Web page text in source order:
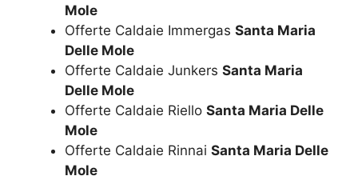
Mole
Offerte Caldaie Immergas Santa Maria
Delle Mole
Offerte Caldaie Junkers Santa Maria
Delle Mole
Offerte Caldaie Riello Santa Maria Delle
Mole
Offerte Caldaie Rinnai Santa Maria Delle
Mole